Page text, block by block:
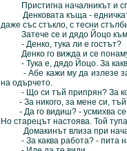
Пристигна началникът и
Денковата къща - едничката
даже със стъкло, с тесни
Затече се и дядо Йоцо към
- Денко, тука ли е гостът?
Денко го вижда и се
- Тука е, дядо Йоцо. За
- Абе кажи му да излезе за
на одърчето.
- Що си тъй припрян? За
- За никого, за мене си, тъй.
- Да го видиш? - усмихва се
Но старецът настоява. Той
Домакинът влиза при
- За каква работа? - пита